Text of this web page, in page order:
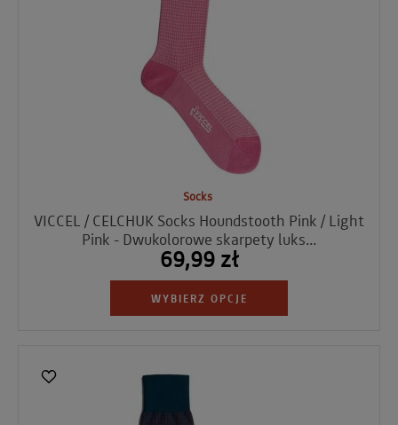
Socks
VICCEL / CELCHUK Socks Houndstooth Pink / Light
Pink - Dwukolorowe skarpety luks...
69,99 zł
WYBIERZ OPCJE